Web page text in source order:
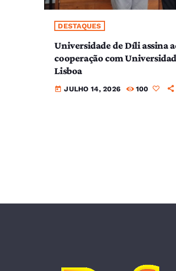
DESTAQUES
Universidade de Díli assina
cooperação com
Lisboa
today JULHO 14, 2026 100